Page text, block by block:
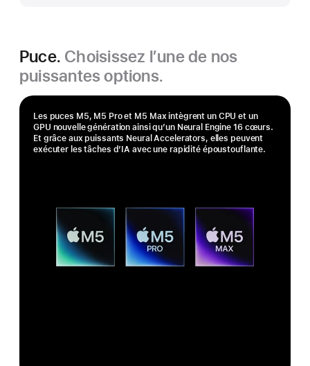
Puce. Choisissez l’une de nos
puissantes options.
Les puces M5, M5 Pro et M5 Max intègrent un CPU et un
GPU nouvelle génération ainsi qu’un Neural Engine 16 cœurs.
Et grâce aux puissants Neural Accelerators, elles peuvent
exécuter les tâches d’IA avec une rapidité époustouflante.